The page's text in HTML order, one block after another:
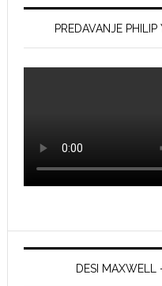
PREDAVANJE
DESI MAXWELL